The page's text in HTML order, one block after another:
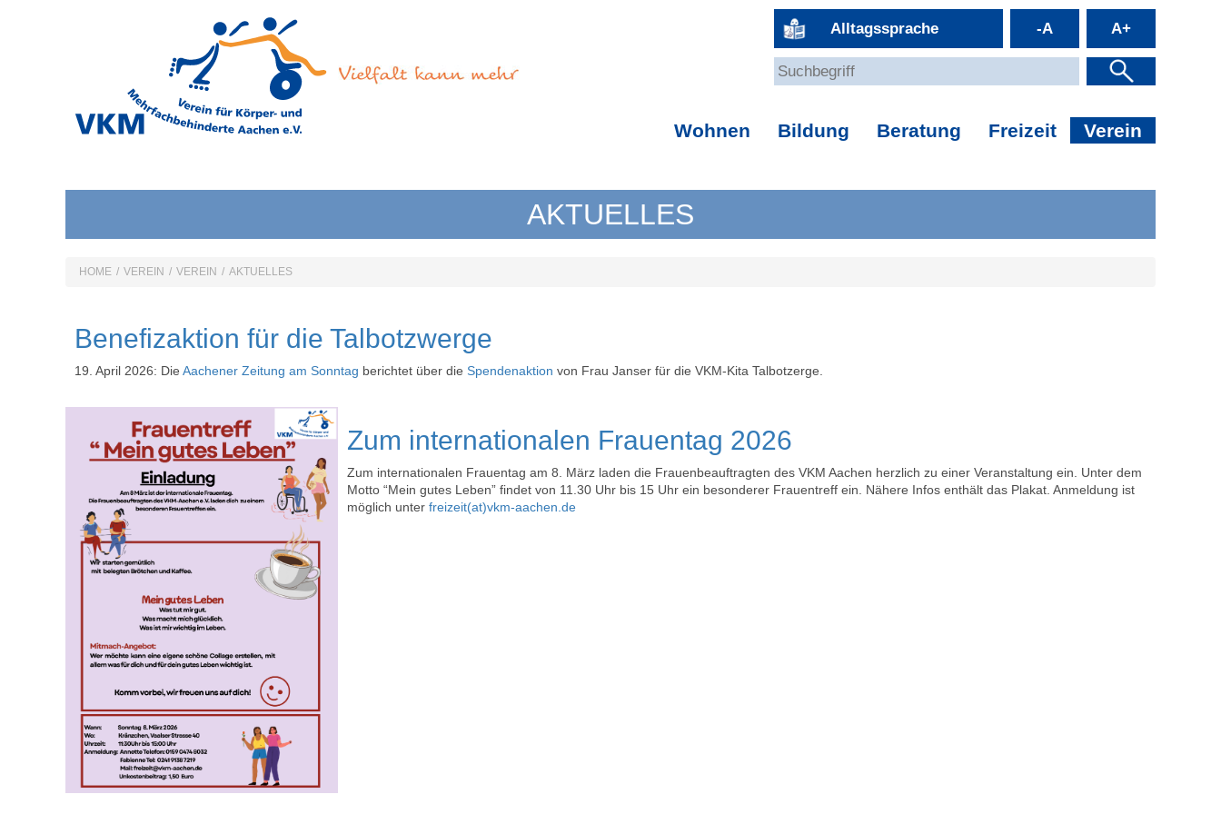
-A A+
Alltagssprache
Wohnen Bildung Beratung Freizeit Verein
AKTUELLES
HOME / VEREIN / VEREIN / AKTUELLES
Benefizaktion für die Talbotzwerge
19. April 2026: Die Aachener Zeitung am Sonntag berichtet über die Spendenaktion von Frau Janser für die VKM-Kita Talbotzerge.
Zum internationalen Frauentag 2026
Zum internationalen Frauentag am 8. März laden die Frauenbeauftragten des VKM Aachen herzlich zu einer Veranstaltung ein. Unter dem
Motto “Mein gutes Leben” findet von 11.30 Uhr bis 15 Uhr ein besonderer Frauentreff ein. Nähere Infos enthält das Plakat. Anmeldung ist
möglich unter freizeit(at)vkm-aachen.de